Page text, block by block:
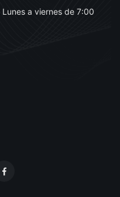
a viernes de 7:00